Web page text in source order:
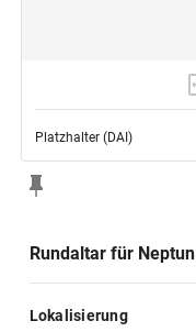
Platzhalter (DAI)
Rundaltar für Neptun
Lokalisierung